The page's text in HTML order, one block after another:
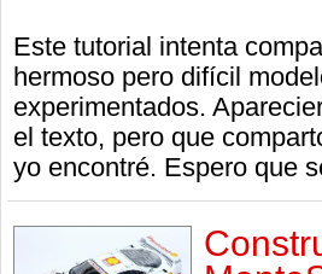
Este tutorial intenta
hermoso pero difícil
experimentados.
el texto, pero que
yo encontré. Espero que